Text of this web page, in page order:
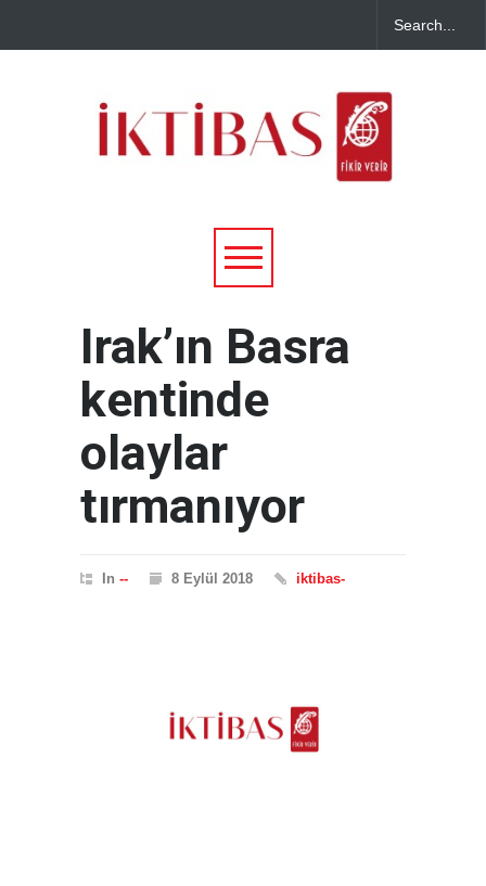
Irak’ın Basra
kentinde
olaylar
tırmanıyor
In -- 8 Eylül 2018 iktibas-